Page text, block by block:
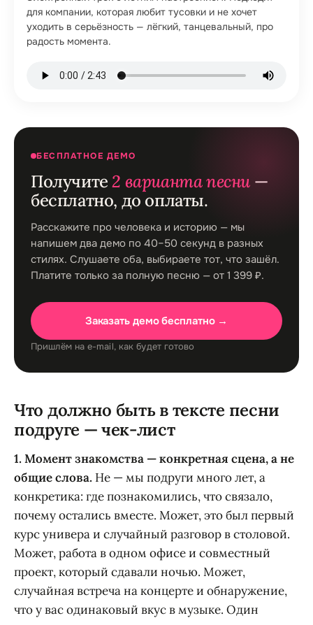
для компании, которая любит тусовки и не хочет
уходить в серьёзность — лёгкий, танцевальный, про
радость момента.
БЕСПЛАТНОЕ ДЕМО
Получите2 варианта песни —
бесплатно, до оплаты.
Расскажите про человека и историю — мы
напишем два демо по 40–50 секунд в разных
стилях. Слушаете оба, выбираете тот, что зашёл.
Платите только за полную песню — от 1 399 ₽.
Заказать демо бесплатно →
Пришлём на e-mail, как будет готово
Что должно быть в тексте песни
подруге — чек-лист
1. Момент знакомства — конкретная сцена, а не
общие слова. Не — мы подруги много лет, а
конкретика: где познакомились, что связало,
почему остались вместе. Может, это был первый
курс универа и случайный разговор в столовой.
Может, работа в одном офисе и совместный
проект, который сдавали ночью. Может,
случайная встреча на концерте и обнаружение,
что у вас одинаковый вкус в музыке. Один